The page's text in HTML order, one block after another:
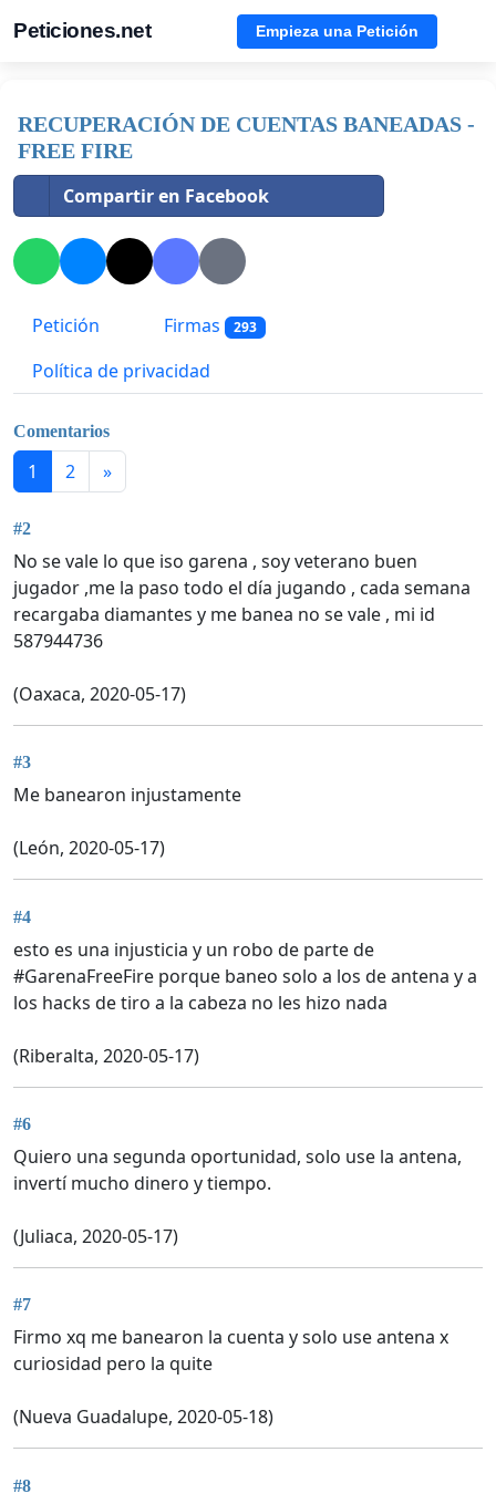
Peticiones.net Empieza una Petición
RECUPERACIÓN DE CUENTAS BANEADAS -
FREE FIRE
Compartir en Facebook
Petición Firmas 293
Política de privacidad
Comentarios
1 2 »
#2
No se vale lo que iso garena , soy veterano buen
jugador ,me la paso todo el día jugando , cada semana
recargaba diamantes y me banea no se vale , mi id
587944736
(Oaxaca, 2020-05-17)
#3
Me banearon injustamente
(León, 2020-05-17)
#4
esto es una injusticia y un robo de parte de
#GarenaFreeFire porque baneo solo a los de antena y a
los hacks de tiro a la cabeza no les hizo nada
(Riberalta, 2020-05-17)
#6
Quiero una segunda oportunidad, solo use la antena,
invertí mucho dinero y tiempo.
(Juliaca, 2020-05-17)
#7
Firmo xq me banearon la cuenta y solo use antena x
curiosidad pero la quite
(Nueva Guadalupe, 2020-05-18)
#8